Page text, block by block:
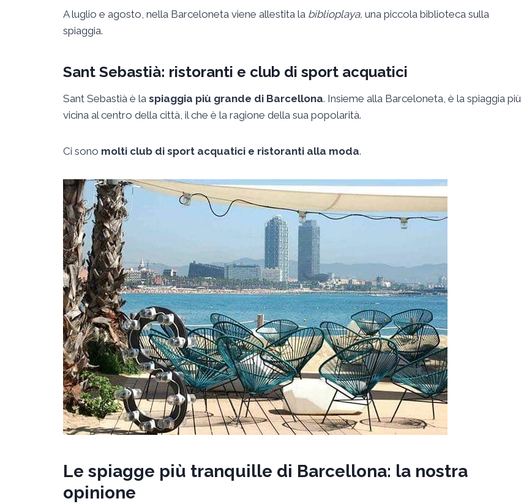
A luglio e agosto, nella Barceloneta viene allestita la biblioplaya, una piccola biblioteca sulla
spiaggia.
Sant Sebastià: ristoranti e club di sport acquatici
Sant Sebastià è la spiaggia più grande di Barcellona. Insieme alla Barceloneta, è la spiaggia più
vicina al centro della città, il che è la ragione della sua popolarità.
Ci sono molti club di sport acquatici e ristoranti alla moda.
Le spiagge più tranquille di Barcellona: la nostra
opinione